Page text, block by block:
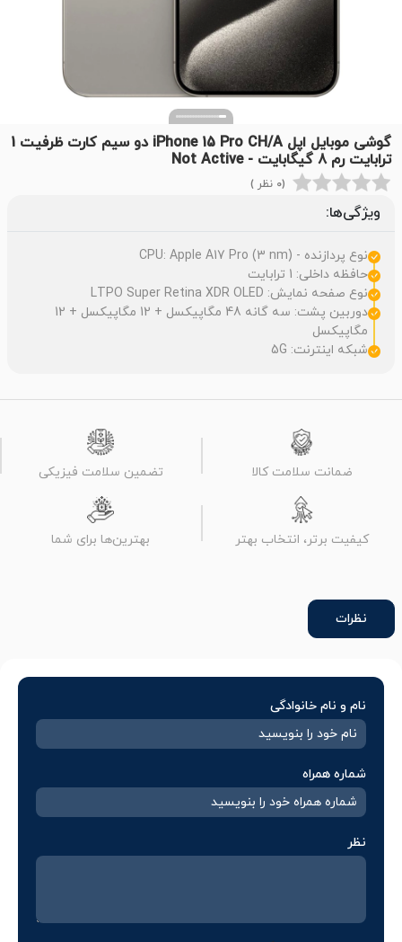
گوشی موبایل اپل iPhone 15 Pro CH/A دو سیم کارت ظرفیت 1
ترابایت رم 8 گیگابایت - Not Active
(0 نظر )
ویژگی‌ها:
نوع پردازنده - CPU: Apple A17 Pro (3 nm)
حافظه داخلی: 1 ترابایت
نوع صفحه نمایش: LTPO Super Retina XDR OLED
دوربین پشت: سه گانه 48 مگاپیکسل + 12 مگاپیکسل + 12
مگاپیکسل
شبکه اینترنت: 5G
ضمانت سلامت کالا تضمین سلامت فیزیکی
کیفیت برتر، انتخاب بهتر بهترین‌ها برای شما
نظرات
نام و نام خانوادگی
شماره همراه
نظر